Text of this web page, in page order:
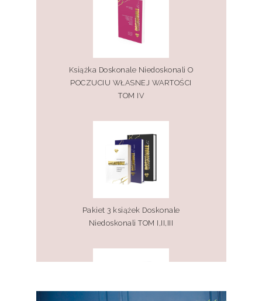
Książka Doskonale Niedoskonali O
POCZUCIU WŁASNEJ WARTOŚCI
TOM IV
Pakiet 3 książek Doskonale
Niedoskonali TOM I,II,III